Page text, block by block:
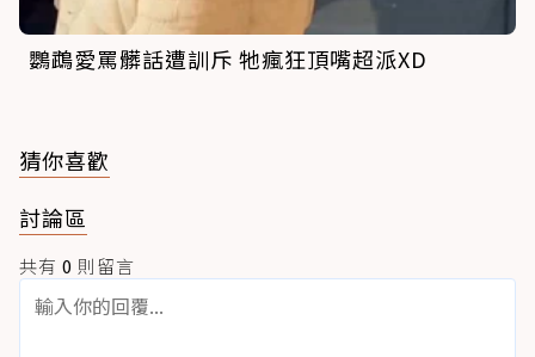
鸚鵡愛罵髒話遭訓斥 牠瘋狂頂嘴超派XD
猜你喜歡
討論區
共有 0 則留言